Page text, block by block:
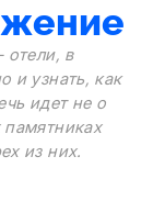
отели, в
и узнать, как
идет не о
из них.